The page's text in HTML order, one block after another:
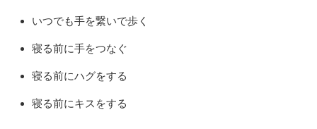
いつでも手を繋いで歩く
寝る前に手をつなぐ
寝る前にハグをする
寝る前にキスをする